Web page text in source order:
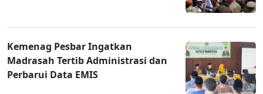
Kemenag Pesbar Ingatkan
Madrasah Tertib Administrasi dan
Perbarui Data EMIS